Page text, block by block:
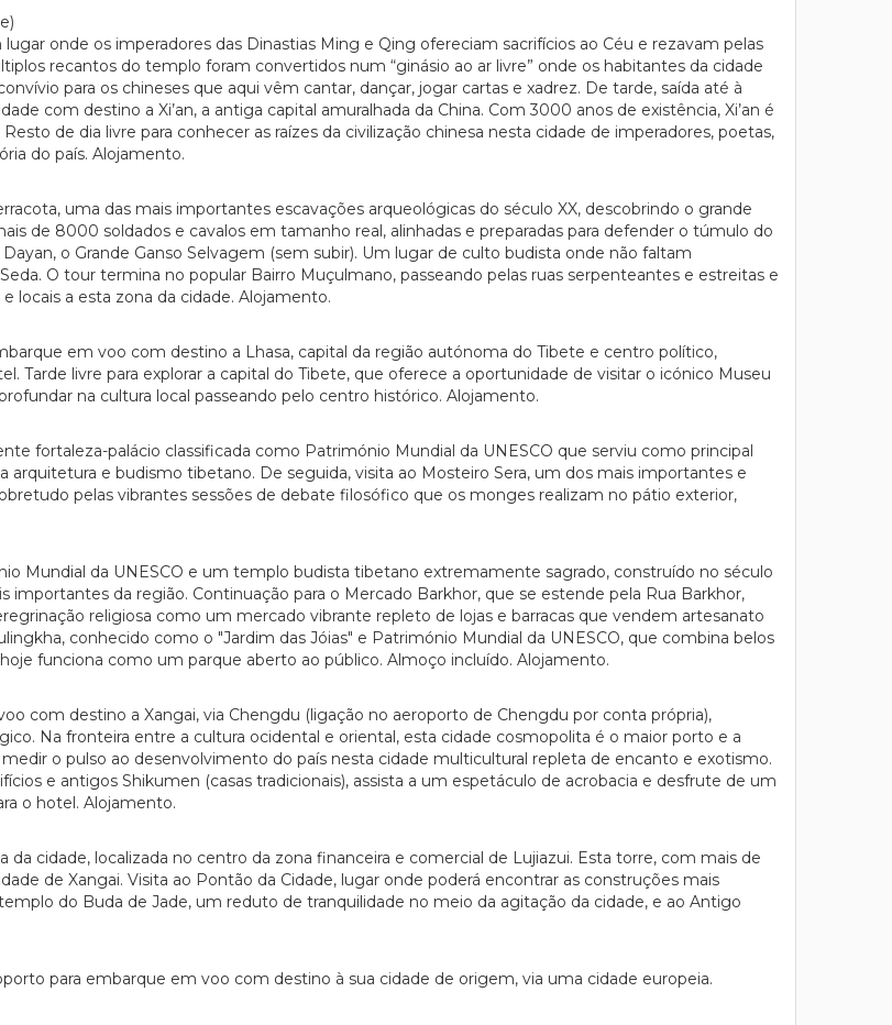
onde os imperadores das Dinastias Ming e Qing ofereciam sacrifícios ao Céu e rezavam pelas
recantos do templo foram convertidos num “ginásio ao ar livre” onde os habitantes da cidade
para os chineses que aqui vêm cantar, dançar, jogar cartas e xadrez. De tarde, saída até à
com destino a Xi’an, a antiga capital amuralhada da China. Com 3000 anos de existência, Xi’an é
de dia livre para conhecer as raízes da civilização chinesa nesta cidade de imperadores, poetas,
do país. Alojamento.
uma das mais importantes escavações arqueológicas do século XX, descobrindo o grande
de 8000 soldados e cavalos em tamanho real, alinhadas e preparadas para defender o túmulo do
o Grande Ganso Selvagem (sem subir). Um lugar de culto budista onde não faltam
O tour termina no popular Bairro Muçulmano, passeando pelas ruas serpenteantes e estreitas e
locais a esta zona da cidade. Alojamento.
em voo com destino a Lhasa, capital da região autónoma do Tibete e centro político,
Tarde livre para explorar a capital do Tibete, que oferece a oportunidade de visitar o icónico Museu
na cultura local passeando pelo centro histórico. Alojamento.
fortaleza-palácio classificada como Património Mundial da UNESCO que serviu como principal
arquitetura e budismo tibetano. De seguida, visita ao Mosteiro Sera, um dos mais importantes e
pelas vibrantes sessões de debate filosófico que os monges realizam no pátio exterior,
Mundial da UNESCO e um templo budista tibetano extremamente sagrado, construído no século
da região. Continuação para o Mercado Barkhor, que se estende pela Rua Barkhor,
religiosa como um mercado vibrante repleto de lojas e barracas que vendem artesanato
conhecido como o "Jardim das Jóias" e Património Mundial da UNESCO, que combina belos
funciona como um parque aberto ao público. Almoço incluído. Alojamento.
com destino a Xangai, via Chengdu (ligação no aeroporto de Chengdu por conta própria),
Na fronteira entre a cultura ocidental e oriental, esta cidade cosmopolita é o maior porto e a
o pulso ao desenvolvimento do país nesta cidade multicultural repleta de encanto e exotismo.
e antigos Shikumen (casas tradicionais), assista a um espetáculo de acrobacia e desfrute de um
o hotel. Alojamento.
da cidade, localizada no centro da zona financeira e comercial de Lujiazui. Esta torre, com mais de
de Xangai. Visita ao Pontão da Cidade, lugar onde poderá encontrar as construções mais
do Buda de Jade, um reduto de tranquilidade no meio da agitação da cidade, e ao Antigo
para embarque em voo com destino à sua cidade de origem, via uma cidade europeia.